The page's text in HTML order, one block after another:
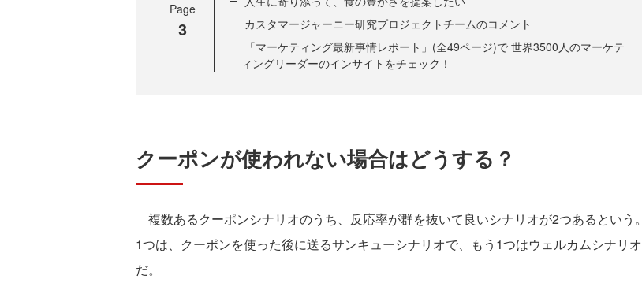
Page
3
カスタマージャーニー研究プロジェクトチームのコメント
「マーケティング最新事情レポート」(全49ページ)で 世界3500人のマーケテ
ィングリーダーのインサイトをチェック！
クーポンが使われない場合はどうする？
複数あるクーポンシナリオのうち、反応率が群を抜いて良いシナリオが2つあるという。
1つは、クーポンを使った後に送るサンキューシナリオで、もう1つはウェルカムシナリオ
だ。